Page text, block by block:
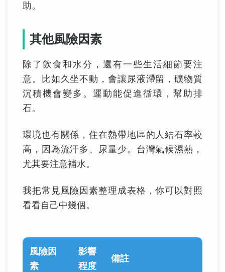
助。
其他風險因素
除了飲食和水分，還有一些生活細節要注
意。比如久坐不動，會讓尿液滯留，礦物質
沉積機會變多。運動能促進循環，幫助排
石。
環境也有關係，住在熱帶地區的人結石率較
高，因為流汗多、尿量少。台灣氣候濕熱，
尤其要注意補水。
我把常見風險因素整理成表格，你可以對照
看看自己中幾個。
風險因
素
影響
程度
備註